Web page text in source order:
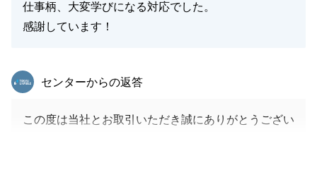
仕事柄、大変学びになる対応でした。
感謝しています！
東急リバブル
センターからの返答
この度は当社とお取引いただき誠にありがとうござい